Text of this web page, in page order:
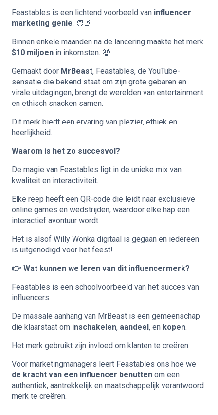
Feastables is een lichtend voorbeeld van influencer
marketing genie. 🧑‍🔬
Binnen enkele maanden na de lancering maakte het merk
$10 miljoen in inkomsten. 🤑
Gemaakt door MrBeast, Feastables, de YouTube-
sensatie die bekend staat om zijn grote gebaren en
virale uitdagingen, brengt de werelden van entertainment
en ethisch snacken samen.
Dit merk biedt een ervaring van plezier, ethiek en
heerlijkheid.
Waarom is het zo succesvol?
De magie van Feastables ligt in de unieke mix van
kwaliteit en interactiviteit.
Elke reep heeft een QR-code die leidt naar exclusieve
online games en wedstrijden, waardoor elke hap een
interactief avontuur wordt.
Het is alsof Willy Wonka digitaal is gegaan en iedereen
is uitgenodigd voor het feest!
👉 Wat kunnen we leren van dit influencermerk?
Feastables is een schoolvoorbeeld van het succes van
influencers.
De massale aanhang van MrBeast is een gemeenschap
die klaarstaat om inschakelen, aandeel, en kopen.
Het merk gebruikt zijn invloed om klanten te creëren.
Voor marketingmanagers leert Feastables ons hoe we
de kracht van een influencer benutten om een
authentiek, aantrekkelijk en maatschappelijk verantwoord
merk te creëren.